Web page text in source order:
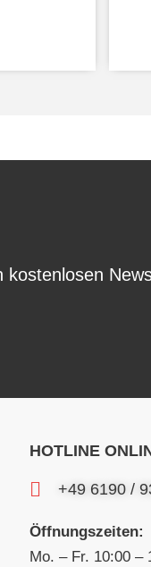
kostenlosen
HOTLINE
+49 6190 /
Öffnungszeiten:
Mo. – Fr. 10:00 –